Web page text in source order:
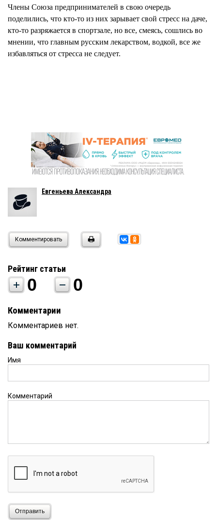
Члены Союза предпринимателей в свою очередь
поделились, что кто-то из них зарывает свой стресс на даче,
кто-то разряжается в спортзале, но все, смеясь, сошлись во
мнении, что главным русским лекарством, водкой, все же
избавляться от стресса не следует.
Евгеньева Александра
Комментировать
Рейтинг статьи
0 0
Комментарии
Комментариев нет.
Ваш комментарий
Имя
Комментарий
Отправить